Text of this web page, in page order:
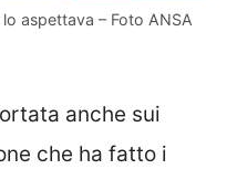
aspettava – Foto ANSA
anche sui
che ha fatto i